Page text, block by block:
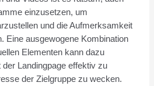
einzusetzen, um
und die Aufmerksamkeit
Eine ausgewogene Kombination
Elementen kann dazu
Landingpage effektiv zu
der Zielgruppe zu wecken.